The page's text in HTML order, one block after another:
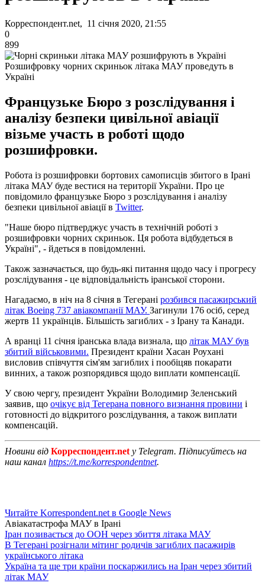
Корреспондент.net, 11 січня 2020, 21:55
0
899
Розшифровку чорних скриньок літака МАУ проведуть в
Україні
Французьке Бюро з розслідування і
аналізу безпеки цивільної авіації
візьме участь в роботі щодо
розшифровки.
Робота із розшифровки бортових самописців збитого в Ірані
літака МАУ буде вестися на території України. Про це
повідомило французьке Бюро з розслідування і аналізу
безпеки цивільної авіації в Twitter.
"Наше бюро підтверджує участь в технічній роботі з
розшифровки чорних скриньок. Ця робота відбудеться в
Україні", - йдеться в повідомленні.
Також зазначається, що будь-які питання щодо часу і прогресу
розслідування - це відповідальність іранської сторони.
Нагадаємо, в ніч на 8 січня в Тегерані розбився пасажирський
літак Boeing 737 авіакомпанії МАУ. Загинули 176 осіб, серед
жертв 11 українців. Більшість загиблих - з Ірану та Канади.
А вранці 11 січня іранська влада визнала, що літак МАУ був
збитий військовими. Президент країни Хасан Роухані
висловив співчуття сім'ям загиблих і пообіцяв покарати
винних, а також розпорядився щодо виплати компенсації.
У свою чергу, президент України Володимир Зеленський
заявив, що очікує від Тегерана повного визнання провини і
готовності до відкритого розслідування, а також виплати
компенсацій.
Новини від Корреспондент.net у Telegram. Підписуйтесь на
наш канал https://t.me/korrespondentnet.
Читайте Korrespondent.net в Google News
Авіакатастрофа МАУ в Ірані
Іран позивається до ООН через збиття літака МАУ
В Тегерані розігнали мітинг родичів загиблих пасажирів
українського літака
Україна та ще три країни поскаржились на Іран через збитий
літак МАУ